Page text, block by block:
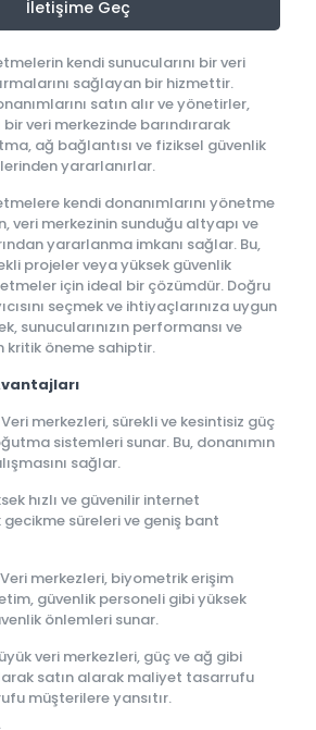
İletişime Geç
kendi sunucularını bir veri
sağlayan bir hizmettir.
satın alır ve yönetirler,
bir veri merkezinde barındırarak
ağ bağlantısı ve fiziksel güvenlik
yararlanırlar.
kendi donanımlarını yönetme
veri merkezinin sunduğu altyapı ve
yararlanma imkanı sağlar. Bu,
projeler veya yüksek güvenlik
için ideal bir çözümdür. Doğru
seçmek ve ihtiyaçlarınıza uygun
sunucularınızın performansı ve
kritik öneme sahiptir.
Veri merkezleri, sürekli ve kesintisiz güç
sistemleri sunar. Bu, donanımın
sağlar.
hızlı ve güvenilir internet
gecikme süreleri ve geniş bant
Veri merkezleri, biyometrik erişim
güvenlik personeli gibi yüksek
önlemleri sunar.
veri merkezleri, güç ve ağ gibi
satın alarak maliyet tasarrufu
müşterilere yansıtır.